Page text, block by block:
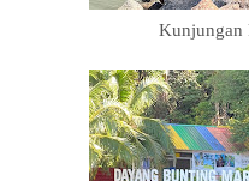
Kunjungan